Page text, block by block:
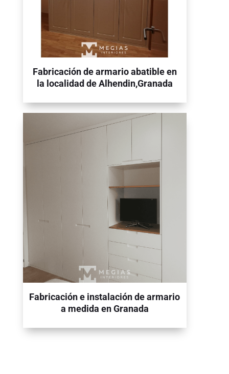
Fabricación de armario abatible en
la localidad de Alhendin,Granada
Fabricación e instalación de armario
a medida en Granada